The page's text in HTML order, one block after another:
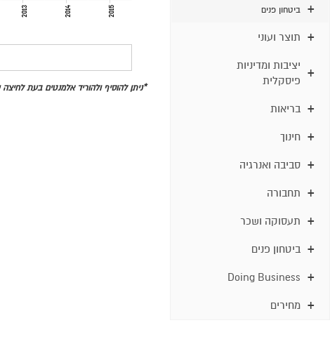
ביטחון פנים
תוצר ועוני
יציבות ומדיניות
פיסקלית
בריאות
חינוך
סביבה ואנרגיה
תחבורה
תעסוקה ושכר
ביטחון פנים
Doing Business
מחירים
2013 2014 2015
*ניתן להוסיף ולהוריד אלמנטים בעת